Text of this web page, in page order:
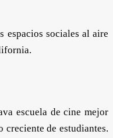
espacios sociales al aire
escuela de cine mejor
creciente de estudiantes.